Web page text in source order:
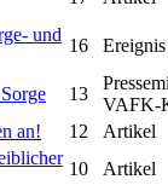
und
16 Ereignis
13
VAFK-
an!
12 Artikel
10
Artikel